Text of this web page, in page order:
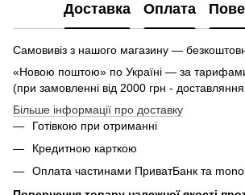
Доставка Оплата
Самовивіз з нашого магазину —
«Новою поштою» по Україні — за
(при замовленні від 2000 грн -
Більше інформації про доставку
Готівкою при отриманні
Кредитною карткою
Оплата частинами ПриватБанк та